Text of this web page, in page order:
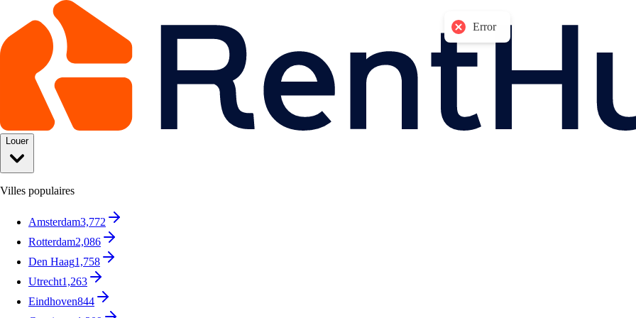
Louer
Villes populaires
Amsterdam3,772
Rotterdam2,086
Den Haag1,758
Utrecht1,263
Eindhoven844
Error